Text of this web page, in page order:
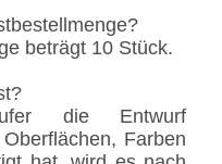
beträgt 10 Stück.
die Entwurf
Farben